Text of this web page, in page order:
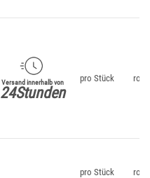
Versand innerhalb von
24Stunden
pro Stück rot
pro Stück
rot